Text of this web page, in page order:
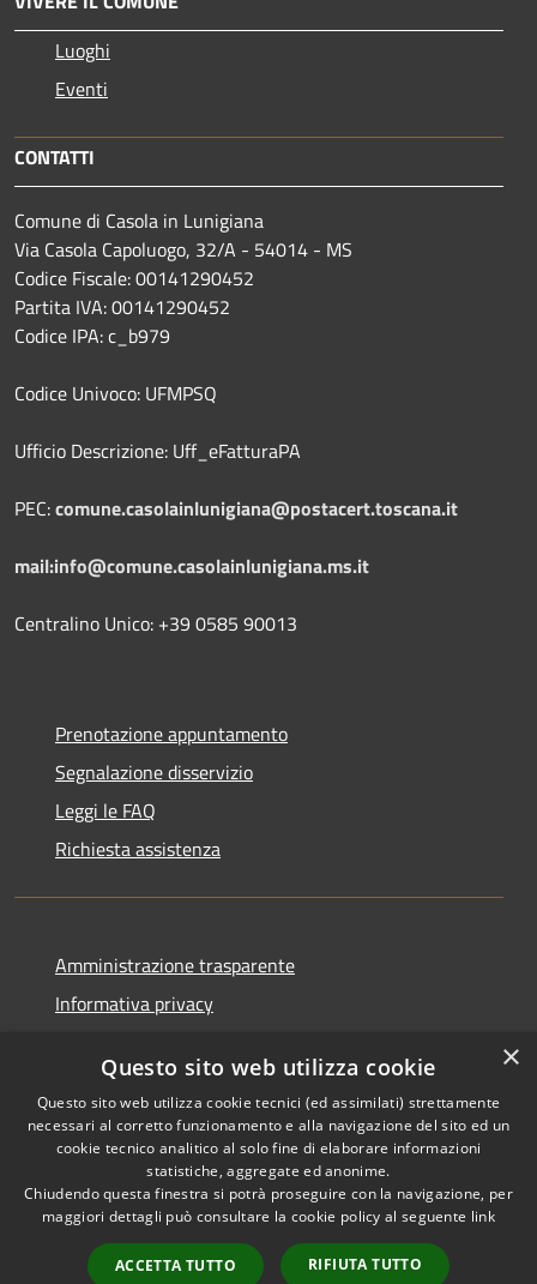
Luoghi
Eventi
CONTATTI
Comune di Casola in Lunigiana
Via Casola Capoluogo, 32/A - 54014 - MS
Codice Fiscale: 00141290452
Partita IVA: 00141290452
Codice IPA: c_b979
Codice Univoco: UFMPSQ
Ufficio Descrizione: Uff_eFatturaPA
PEC:comune.casolainlunigiana@postacert.toscana.it
mail:info@comune.casolainlunigiana.ms.it
Centralino Unico: +39 0585 90013
Prenotazione appuntamento
Segnalazione disservizio
Leggi le FAQ
Richiesta assistenza
Amministrazione trasparente
Informativa privacy
Dichiarazione di accessibilità
RSS
Accessibilità
Copyright © 2026 • Comune di
Casola in Lunigiana • Powered
byMunicipium
Accesso
×
Questo sito web utilizza cookie
Questo sito web utilizza cookie tecnici (ed assimilati) strettamente
necessari al corretto funzionamento e alla navigazione del sito ed un
cookie tecnico analitico al solo fine di elaborare informazioni
statistiche, aggregate ed anonime.
Chiudendo questa finestra si potrà proseguire con la navigazione, per
maggiori dettagli può consultare la cookie policy al seguente link
ACCETTA TUTTO RIFIUTA TUTTO